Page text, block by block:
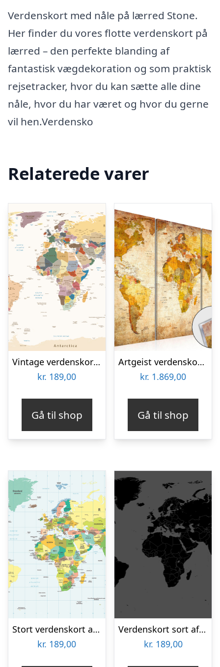
Verdenskort med nåle på lærred Stone.
Her finder du vores flotte verdenskort på
lærred – den perfekte blanding af
fantastisk vægdekoration og som praktisk
rejsetracker, hvor du kan sætte alle dine
nåle, hvor du har været og hvor du gerne
vil hen.Verdensko
Relaterede varer
Vintage verdenskort af Illux
kr. 189,00
Gå til shop
Artgeist verdenskort – Antique Journeys plexiglas billede, 3-delt – flere størrelser 120×80
kr. 1.869,00
Gå til shop
Stort verdenskort af Illux
kr. 189,00
Verdenskort sort af Illux
kr. 189,00